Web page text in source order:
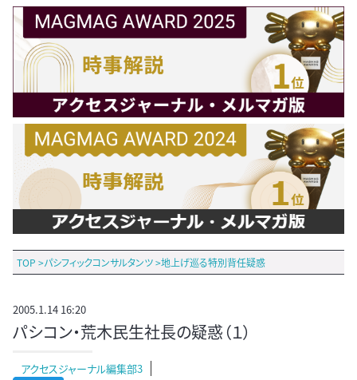
TOP >パシフィックコンサルタンツ>地上げ巡る特別背任疑惑
2005.1.14 16:20
パシコン・荒木民生社長の疑惑（１）
アクセスジャーナル編集部3